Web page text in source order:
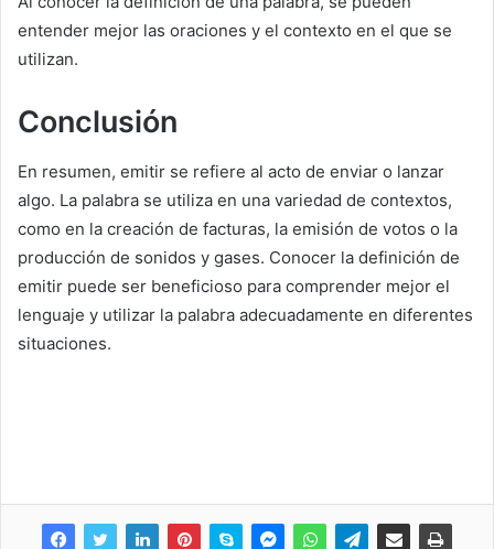
entender mejor las oraciones y el contexto en el que se
utilizan.
Conclusión
En resumen, emitir se refiere al acto de enviar o lanzar
algo. La palabra se utiliza en una variedad de contextos,
como en la creación de facturas, la emisión de votos o la
producción de sonidos y gases. Conocer la definición de
emitir puede ser beneficioso para comprender mejor el
lenguaje y utilizar la palabra adecuadamente en diferentes
situaciones.